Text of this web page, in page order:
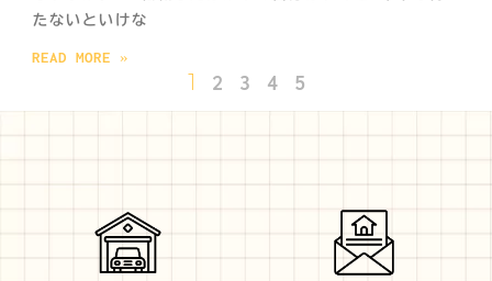
たないといけな
READ MORE »
1 2 3 4 5